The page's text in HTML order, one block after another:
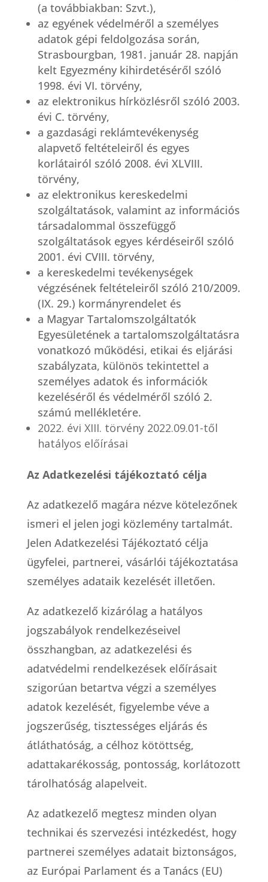
(a továbbiakban: Szvt.),
az egyének védelméről a személyes
adatok gépi feldolgozása során,
Strasbourgban, 1981. január 28. napján
kelt Egyezmény kihirdetéséről szóló
1998. évi VI. törvény,
az elektronikus hírközlésről szóló 2003.
évi C. törvény,
a gazdasági reklámtevékenység
alapvető feltételeiről és egyes
korlátairól szóló 2008. évi XLVIII.
törvény,
az elektronikus kereskedelmi
szolgáltatások, valamint az információs
társadalommal összefüggő
szolgáltatások egyes kérdéseiről szóló
2001. évi CVIII. törvény,
a kereskedelmi tevékenységek
végzésének feltételeiről szóló 210/2009.
(IX. 29.) kormányrendelet és
a Magyar Tartalomszolgáltatók
Egyesületének a tartalomszolgáltatásra
vonatkozó működési, etikai és eljárási
szabályzata, különös tekintettel a
személyes adatok és információk
kezeléséről és védelméről szóló 2.
számú mellékletére.
2022. évi XIII. törvény 2022.09.01-től
hatályos előírásai
Az Adatkezelési tájékoztató célja
Az adatkezelő magára nézve kötelezőnek
ismeri el jelen jogi közlemény tartalmát.
Jelen Adatkezelési Tájékoztató célja
ügyfelei, partnerei, vásárlói tájékoztatása
személyes adataik kezelését illetően.
Az adatkezelő kizárólag a hatályos
jogszabályok rendelkezéseivel
összhangban, az adatkezelési és
adatvédelmi rendelkezések előírásait
szigorúan betartva végzi a személyes
adatok kezelését, figyelembe véve a
jogszerűség, tisztességes eljárás és
átláthatóság, a célhoz kötöttség,
adattakarékosság, pontosság, korlátozott
tárolhatóság alapelveit.
Az adatkezelő megtesz minden olyan
technikai és szervezési intézkedést, hogy
partnerei személyes adatait biztonságos,
az Európai Parlament és a Tanács (EU)